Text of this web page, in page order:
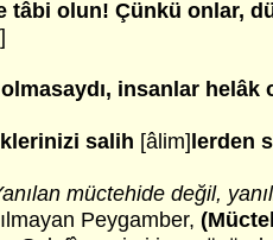
tâbi olun! Çünkü onlar,
insanlar helâk
salih [âlim] lerden
müctehide değil,
Peygamber,